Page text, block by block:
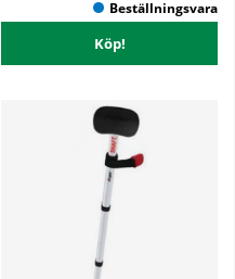
Köp!